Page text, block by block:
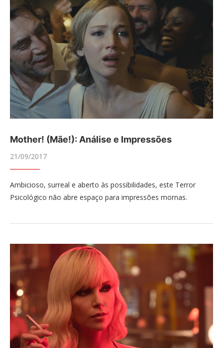
Mother! (Mãe!): Análise e Impressões
21/09/2017
Ambicioso, surreal e aberto às possibilidades, este Terror
Psicológico não abre espaço para impressões mornas.